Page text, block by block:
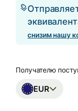
снизим нашу
Получателю
EUR